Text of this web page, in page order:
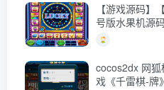
【游戏源码】
号版水果机源
cocos2dx 网
戏《千雷棋-牌